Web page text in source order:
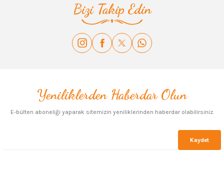
Ürün fiyatı diğer sitelerden daha pahalı.
Gönder
Bizi Takip Edin
Yeniliklerden Haberdar Olun
E-bülten aboneliği yaparak sitemizin yeniliklerinden haberdar olabilirsiniz.
Kaydet